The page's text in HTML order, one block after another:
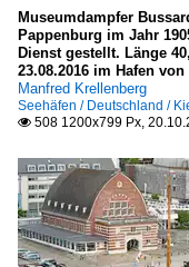
Museumdampfer
Pappenburg im Jahr
Dienst gestellt. Länge
23.08.2016 im Hafen
Manfred Krellenberg
Seehäfen / Deutschland /
 508 1200x799 Px,